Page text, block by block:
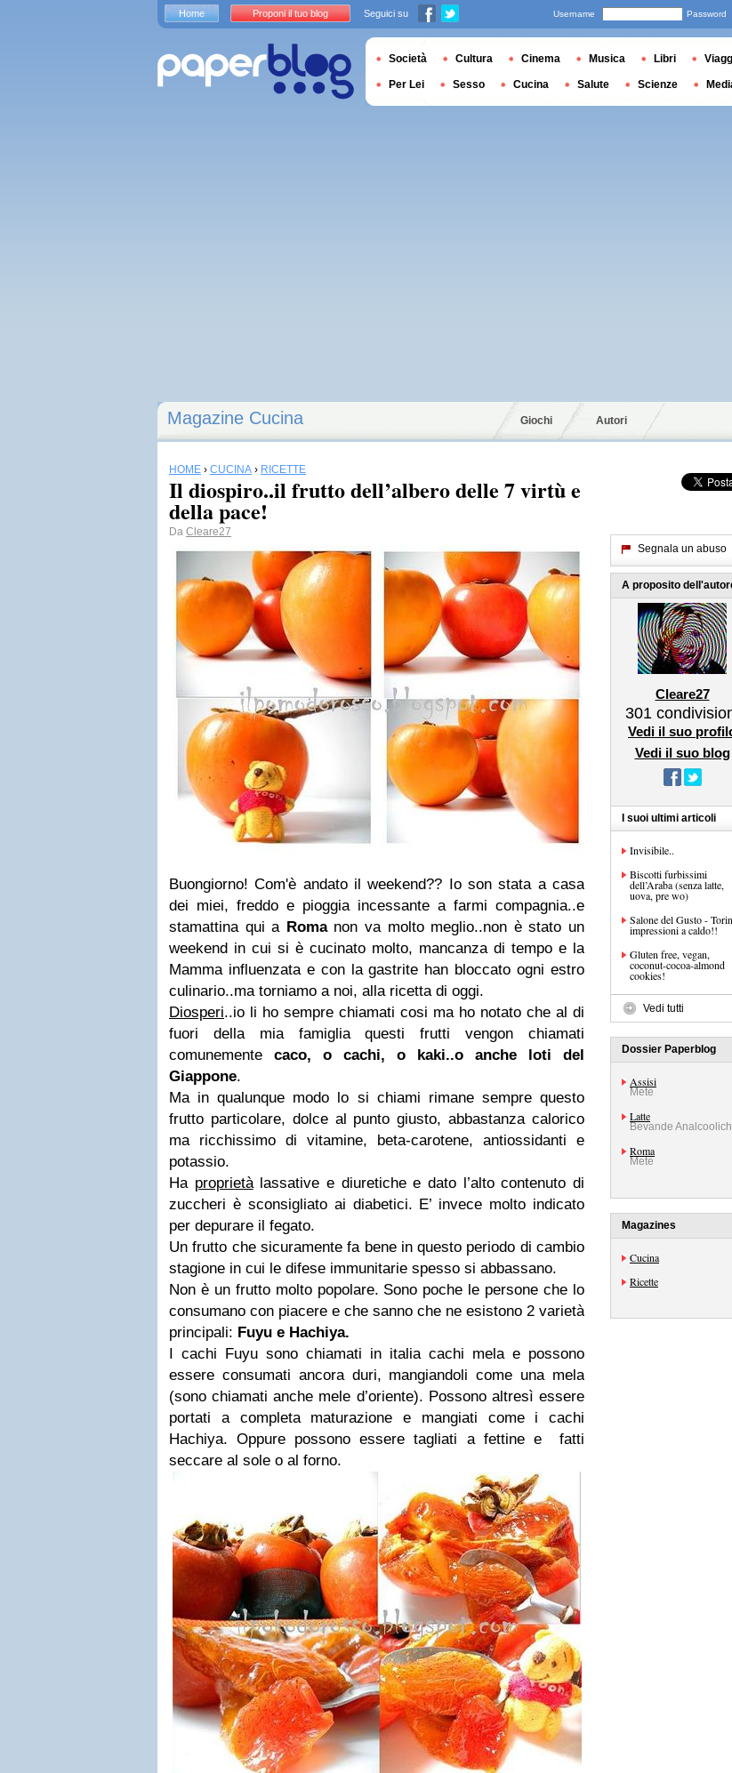
Magazine Cucina Giochi Autori
HOME › CUCINA › RICETTE
Il diospiro..il frutto dell’albero delle 7 virtù e
della pace!
Da Cleare27
Buongiorno! Com'è andato il weekend?? Io son stata a casa
dei miei, freddo e pioggia incessante a farmi compagnia..e
stamattina qui a Romanon va molto meglio..non è stato un
weekend in cui si è cucinato molto, mancanza di tempo e la
Mamma influenzata e con la gastrite han bloccato ogni estro
culinario..ma torniamo a noi, alla ricetta di oggi.
Diosperi..io li ho sempre chiamati cosi ma ho notato che al di
fuori della mia famiglia questi frutti vengon chiamati
comunemente caco, o cachi, o kaki..o anche loti del
Giappone.
Ma in qualunque modo lo si chiami rimane sempre questo
frutto particolare, dolce al punto giusto, abbastanza calorico
ma ricchissimo di vitamine, beta-carotene, antiossidanti e
potassio.
Ha proprietàlassative e diuretiche e dato l’alto contenuto di
zuccheri è sconsigliato ai diabetici. E’ invece molto indicato
per depurare il fegato.
Un frutto che sicuramente fa bene in questo periodo di cambio
stagione in cui le difese immunitarie spesso si abbassano.
Non è un frutto molto popolare. Sono poche le persone che lo
consumano con piacere e che sanno che ne esistono 2 varietà
principali: Fuyu e Hachiya.
I cachi Fuyu sono chiamati in italia cachi mela e possono
essere consumati ancora duri, mangiandoli come una mela
(sono chiamati anche mele d’oriente). Possono altresì essere
portati a completa maturazione e mangiati come i cachi
Hachiya. Oppure possono essere tagliati a fettine e fatti
seccare al sole o al forno.
Segnala un abuso
A proposito
Cleare27
301
Vedi il suo
Vedi il suo blog
I suoi ultimi articoli
Invisibile..
Biscotti furbissimi
dell’Araba (senza latte,
uova, pre wo)
Salone del Gusto -
impressioni a caldo!!
Gluten free, vegan,
coconut-cocoa-almond
cookies!
Vedi tutti
Dossier Paperblog
Assisi
Mete
Latte
Bevande
Roma
Mete
Magazines
Cucina
Ricette
Home Proponi il tuo blog Seguici su Username Password
Società Cultura Cinema Musica Libri
Per Lei Sesso Cucina Salute Scienze